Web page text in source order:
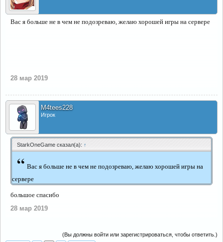
Вас я больше не в чем не подозреваю, желаю хорошей игры на сервере
28 мар 2019
M4tees228
Игрок
StarkOneGame сказал(а): ↑
“ Вас я больше не в чем не подозреваю, желаю хорошей игры на
сервере
большое спасибо
28 мар 2019
(Вы должны войти или зарегистрироваться, чтобы ответить.)